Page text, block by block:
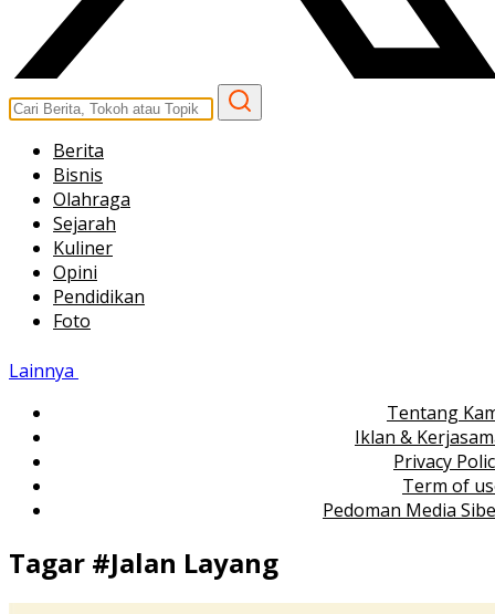
Berita
Bisnis
Olahraga
Sejarah
Kuliner
Opini
Pendidikan
Foto
Lainnya
Tentang
Iklan &
Privacy
Term of
Pedoman Media
Tagar #Jalan Layang